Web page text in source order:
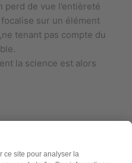
perd de vue l’entièreté
focalise sur un élément
tenant pas compte du
la science est alors